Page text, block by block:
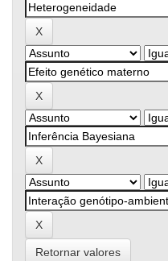
Retornar valores